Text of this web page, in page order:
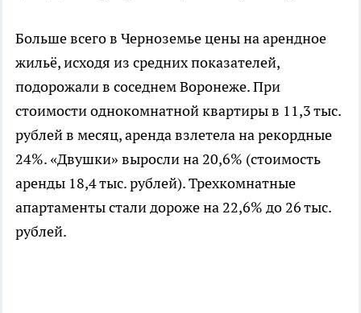
Больше всего в Черноземье цены на арендное
жильё, исходя из средних показателей,
подорожали в соседнем Воронеже. При
стоимости однокомнатной квартиры в 11,3 тыс.
рублей в месяц, аренда взлетела на рекордные
24%. «Двушки» выросли на 20,6% (стоимость
аренды 18,4 тыс. рублей). Трехкомнатные
апартаменты стали дороже на 22,6% до 26 тыс.
рублей.